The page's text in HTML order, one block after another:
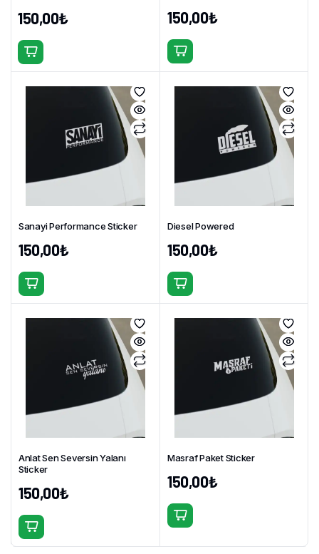
150,00₺
Bu
ürünün
varyasyonu
ürün
150,00₺
Bu
ürünün
varyasyonu
ürün
Sanayi Performance Sticker
150,00₺
Bu
ürünün
varyasyonu
ürün
Diesel Powered
150,00₺
Bu
ürünün
varyasyonu
ürün
Anlat Sen Seversin Yalanı
Sticker
150,00₺
Bu
Masraf Paket Sticker
150,00₺
Bu